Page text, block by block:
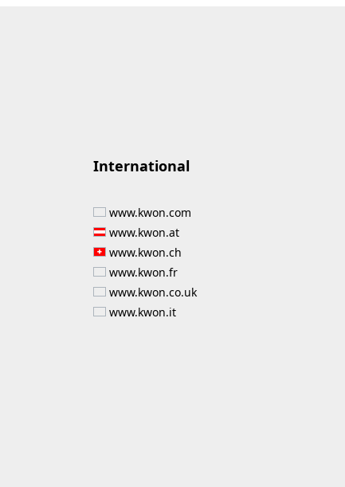
International
www.kwon.com
www.kwon.at
www.kwon.ch
www.kwon.fr
www.kwon.co.uk
www.kwon.it